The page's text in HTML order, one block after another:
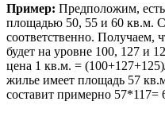
Пример: Предположим,
площадью 50, 55 и 60 кв.м.
соответственно. Получаем,
будет на уровне 100, 127 и
цена 1 кв.м. =
жилье имеет площадь 57
составит примерно 57*117=